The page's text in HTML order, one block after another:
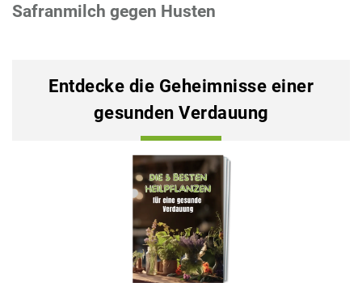
Safranmilch gegen Husten